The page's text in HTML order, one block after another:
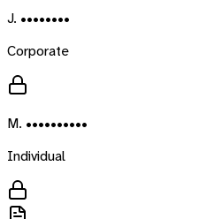
J. ••••••••
Corporate
M. ••••••••••
Individual